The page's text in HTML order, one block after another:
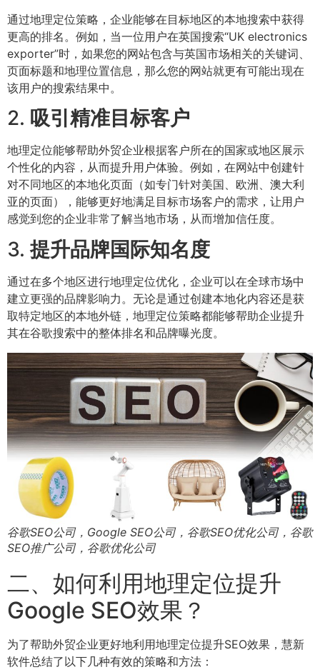
通过地理定位策略，企业能够在目标地区的本地搜索中获得
更高的排名。例如，当一位用户在英国搜索“UK electronics
exporter”时，如果您的网站包含与英国市场相关的关键词、
页面标题和地理位置信息，那么您的网站就更有可能出现在
该用户的搜索结果中。
2. 吸引精准目标客户
地理定位能够帮助外贸企业根据客户所在的国家或地区展示
个性化的内容，从而提升用户体验。例如，在网站中创建针
对不同地区的本地化页面（如专门针对美国、欧洲、澳大利
亚的页面），能够更好地满足目标市场客户的需求，让用户
感觉到您的企业非常了解当地市场，从而增加信任度。
3.提升品牌国际知名度
通过在多个地区进行地理定位优化，企业可以在全球市场中
建立更强的品牌影响力。无论是通过创建本地化内容还是获
取特定地区的本地外链，地理定位策略都能够帮助企业提升
其在谷歌搜索中的整体排名和品牌曝光度。
谷歌SEO公司，Google SEO公司，谷歌SEO优化公司，谷歌
SEO推广公司，谷歌优化公司
二、如何利用地理定位提升
Google SEO效果？
为了帮助外贸企业更好地利用地理定位提升SEO效果，慧新
软件总结了以下几种有效的策略和方法：